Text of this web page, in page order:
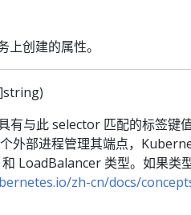
上创建的属性。
有与此 selector 匹配的标签键
外部进程管理其端点，
LoadBalancer 类型。如果类
zh-cn/docs/